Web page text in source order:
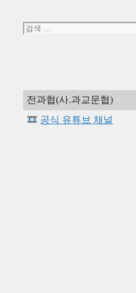
검
전과협(사.과교문협)
공식 유튜브 채널